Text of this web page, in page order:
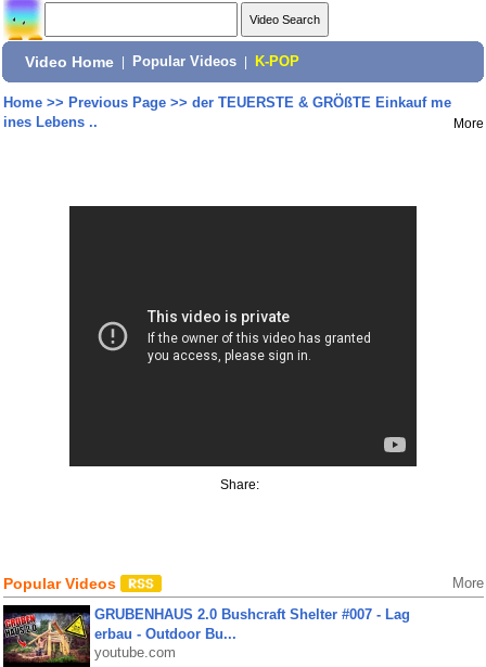
Video Home Popular Videos K-POP
Home>> Previous Page>> der TEUERSTE & GRÖßTE Einkauf me
ines Lebens ..
More
Share:
Popular Videos More
GRUBENHAUS 2.0 Bushcraft Shelter #007 - Lag
erbau - Outdoor Bu...
youtube.com